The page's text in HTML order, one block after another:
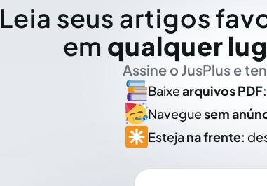
Leia seus artigos
em qualquer
Assine o JusPlus e
Baixearquivos PDF
Naveguesem
Esteja na frente: